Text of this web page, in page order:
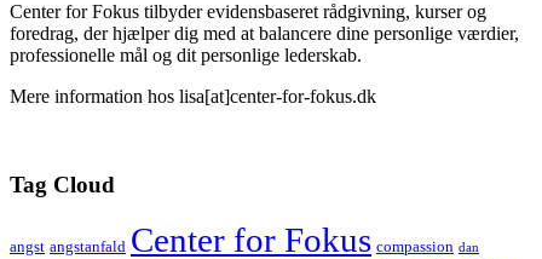
Center for Fokus tilbyder evidensbaseret rådgivning, kurser og
foredrag, der hjælper dig med at balancere dine personlige værdier,
professionelle mål og dit personlige lederskab.
Mere information hos lisa[at]center-for-fokus.dk
Tag Cloud
angst angstanfald Center for Fokus compassion dan